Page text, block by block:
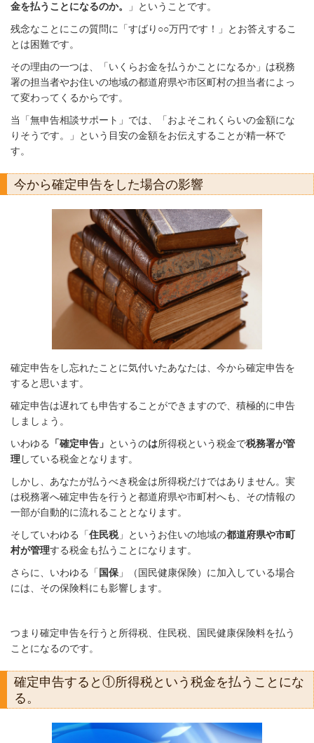
金を払うことになるのか。
」ということです。
残念なことにこの質問に「すばり○○万円です！」とお答えするこ
とは困難です。
その理由の一つは、「いくらお金を払うかことになるか」は税務
署の担当者やお住いの地域の都道府県や市区町村の担当者によっ
て変わってくるからです。
当「無申告相談サポート」では、「およそこれくらいの金額にな
りそうです。」という目安の金額をお伝えすることが精一杯で
す。
今から確定申告をした場合の影響
確定申告をし忘れたことに気付いたあなたは、今から確定申告を
すると思います。
確定申告は遅れても申告することができますので、積極的に申告
しましょう。
いわゆる
「確定申告」 というのは所得税という税金で税務署が管
理している税金となります。
しかし、あなたが払うべき税金は所得税だけではありません。実
は税務署へ確定申告を行うと都道府県や市町村へも、その情報の
一部が自動的に流れることとなります。
そしていわゆる「住民税」というお住いの地域の都道府県や市町
村が管理する税金も払うことになります。
さらに、いわゆる「 国保 」（国民健康保険）に加入している場合
には、その保険料にも影響します。
つまり確定申告を行うと所得税、住民税、国民健康保険料を払う
ことになるのです。
確定申告すると①所得税という税金を払うことにな
る。